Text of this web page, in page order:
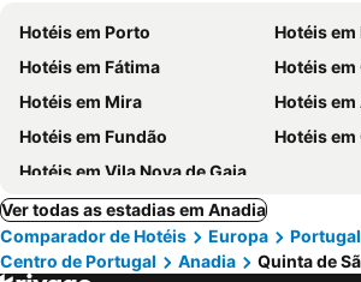
Hotéis em Porto
Hotéis em
Hotéis em Fátima
Hotéis
Hotéis em Mira
Hotéis em
Hotéis em Fundão
Hotéis
Hotéis em Vila Nova de Gaia
Ver todas as estadias em Anadia
Comparador de Hotéis
Europa
Portugal
Centro de Portugal
Anadia Quinta de